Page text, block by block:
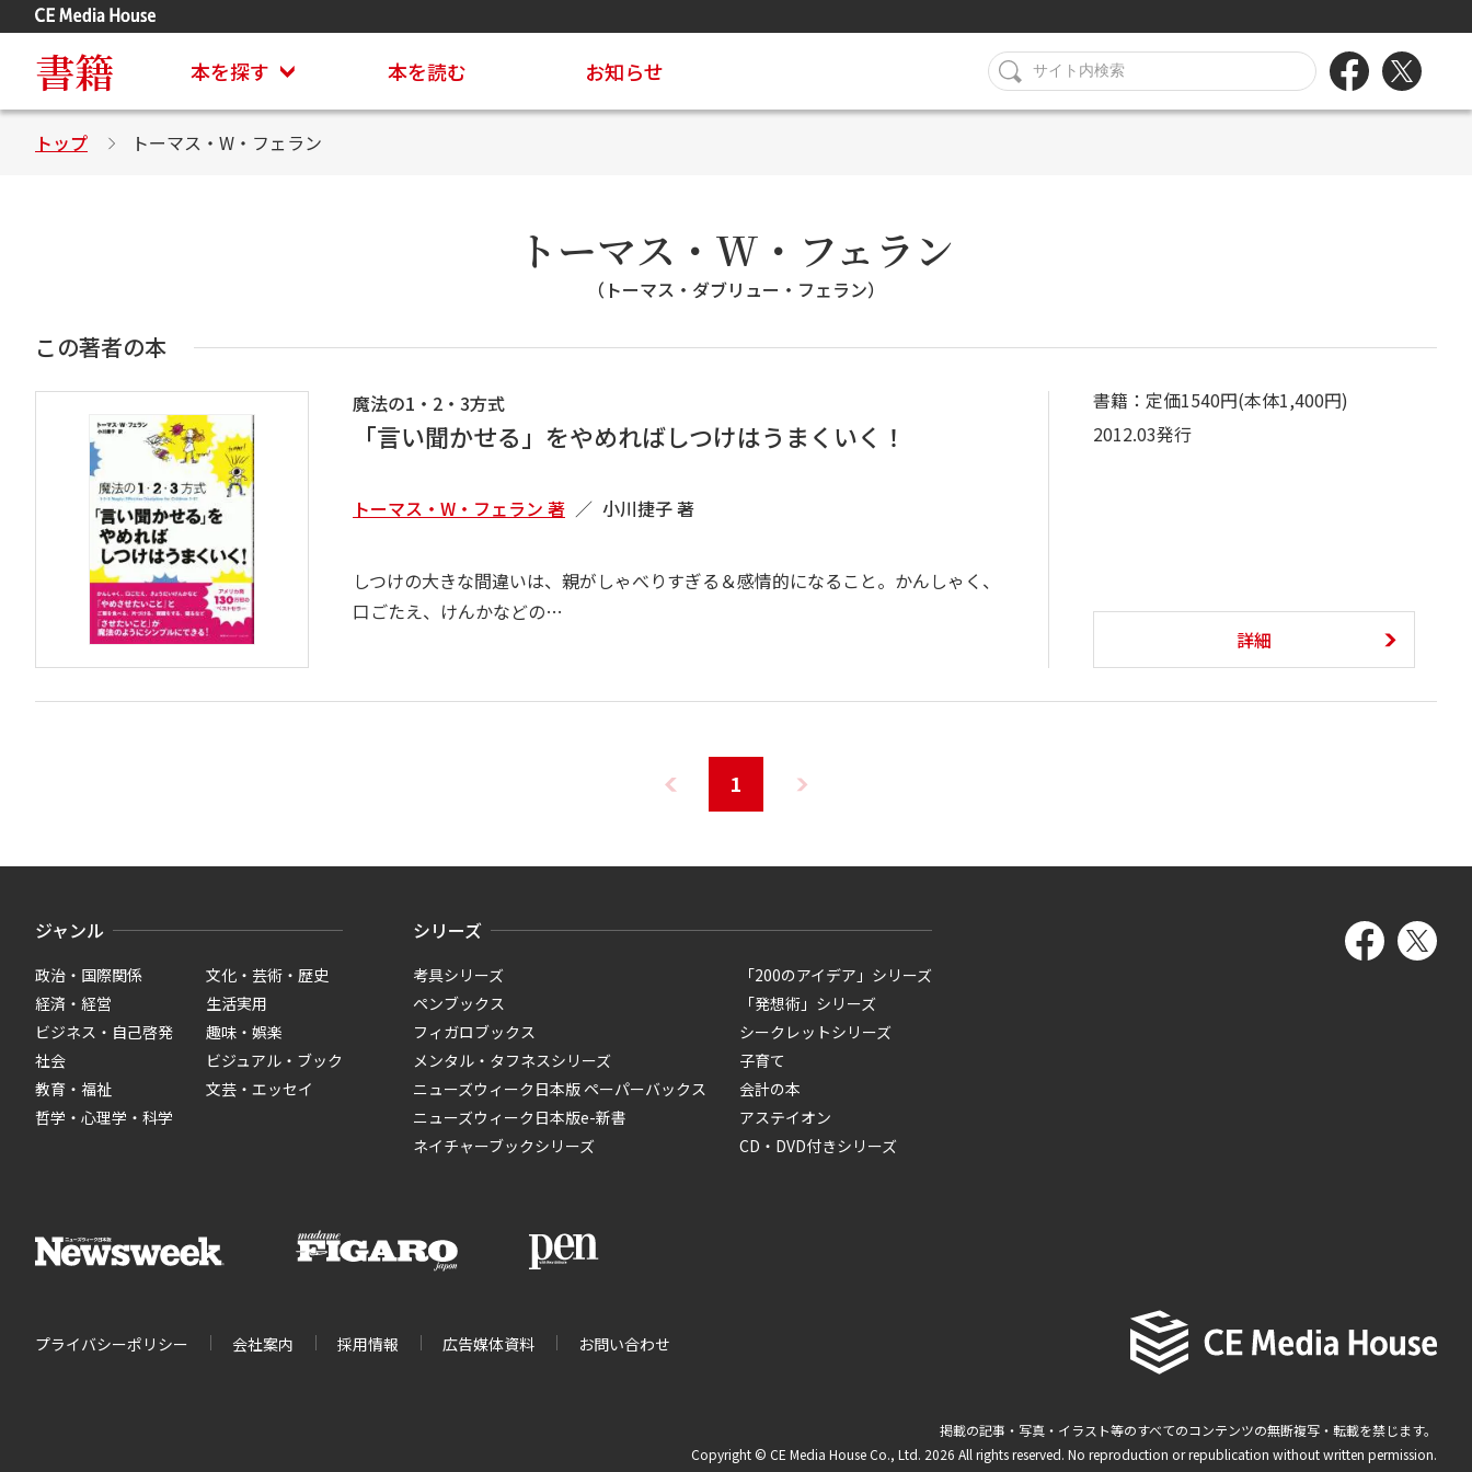
書籍 本を探す 本を読む お知らせ
トップ トーマス・W・フェラン
トーマス・W・フェラン
（トーマス・ダブリュー・フェラン）
この著者の本
魔法の1・2・3方式
「言い聞かせる」をやめればしつけはうまくいく！
トーマス・W・フェラン 著 小川捷子 著
しつけの大きな間違いは、親がしゃべりすぎる＆感情的になること。かんしゃく、
口ごたえ、けんかなどの…
書籍：定価1540円(本体1,400円)
2012.03発行
詳細
1
ジャンル
政治・国際関係
経済・経営
ビジネス・自己啓発
社会
教育・福祉
哲学・心理学・科学
文化・芸術・歴史
生活実用
趣味・娯楽
ビジュアル・ブック
文芸・エッセイ
シリーズ
考具シリーズ
ペンブックス
フィガロブックス
メンタル・タフネスシリーズ
ニューズウィーク日本版 ペーパーバックス
ニューズウィーク日本版e-新書
ネイチャーブックシリーズ
「200のアイデア」シリーズ
「発想術」シリーズ
シークレットシリーズ
子育て
会計の本
アステイオン
CD・DVD付きシリーズ
プライバシーポリシー 会社案内 採用情報 広告媒体資料 お問い合わせ
掲載の記事・写真・イラスト等のすべてのコンテンツの無断複写・転載を禁じます。
Copyright © CE Media House Co., Ltd. 2026 All rights reserved. No reproduction or republication without written permission.